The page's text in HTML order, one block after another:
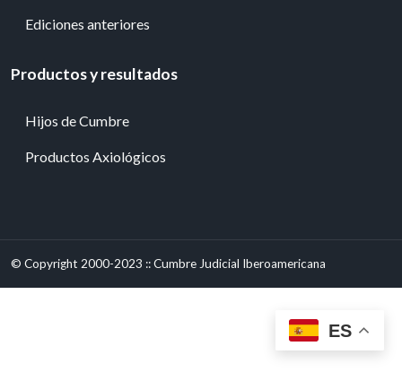
ES
Ediciones anteriores
Productos y resultados
Hijos de Cumbre
Productos Axiológicos
© Copyright 2000-2023 :: Cumbre Judicial Iberoamericana